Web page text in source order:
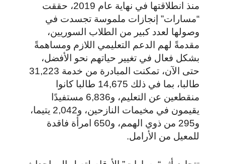
منذ انطلاقتها في نهاية عام 2019، حققت
“مسارات” إنجازات ملموسة تجسدت في
وصولها لعدد كبير من الطلاب السوريين،
مقدمةً لهم الدعم التعليمي اللازم ومساهمةً
بشكل فعال في تغيير حياتهم نحو الأفضل،
حتى الآن، تمكنت المبادرة من خدمة 31,223
طالبا، بما في ذلك 14,675 طالبا كانوا
منقطعين عن التعليم، و6,836 مستفيدًا
يقيمون في مخيمات النازحين، و2,042 يتيما،
و295 من ذوي الهمم، و650 امرأة فاقدة
للمعيل من الأرامل.